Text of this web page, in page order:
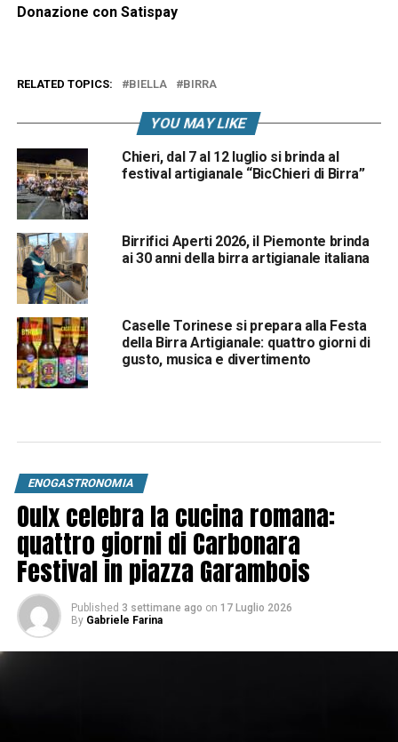
Donazione con Satispay
RELATED TOPICS: BIELLA BIRRA
YOU MAY LIKE
Chieri, dal 7 al 12 luglio si brinda al
festival artigianale “BicChieri di Birra”
Birrifici Aperti 2026, il Piemonte brinda
ai 30 anni della birra artigianale italiana
Caselle Torinese si prepara alla Festa
della Birra Artigianale: quattro giorni di
gusto, musica e divertimento
ENOGASTRONOMIA
Oulx celebra la cucina romana:
quattro giorni di Carbonara
Festival in piazza Garambois
Published 3 settimane ago on 17 Luglio 2026
By Gabriele Farina